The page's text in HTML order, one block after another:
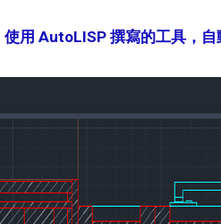
用 AutoLISP 撰寫的工具，